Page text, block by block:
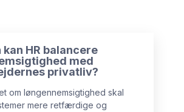
kan HR balancere
med
privatliv?
om løngennemsigtighed skal
mere retfærdige og